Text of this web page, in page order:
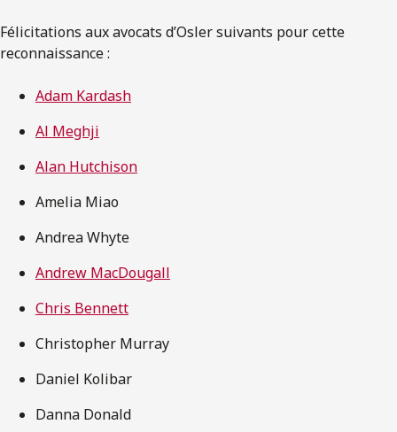
Félicitations aux avocats d’Osler suivants pour cette
reconnaissance :
Adam Kardash
Al Meghji
Alan Hutchison
Amelia Miao
Andrea Whyte
Andrew MacDougall
Chris Bennett
Christopher Murray
Daniel Kolibar
Danna Donald